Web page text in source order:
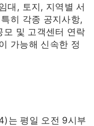
대, 토지, 지역별 서
히 각종 공지사항,
모 및 고객센터 연락
가능해 신속한 정
는 평일 오전 9시부